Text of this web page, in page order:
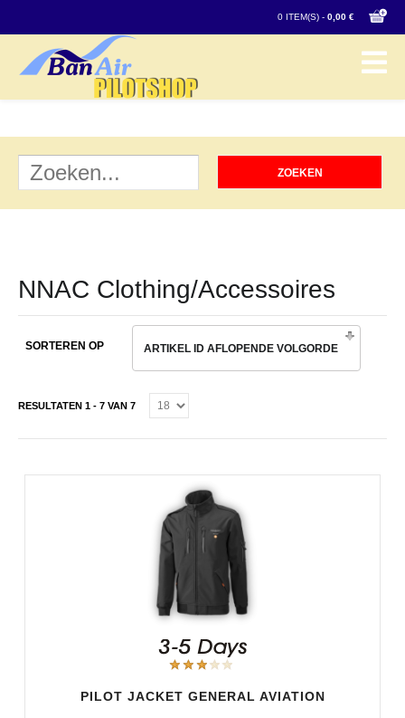
0 ITEM(S) - 0,00 €
NNAC Clothing/Accessoires
SORTEREN OP ARTIKEL ID AFLOPENDE VOLGORDE
RESULTATEN 1 - 7 VAN 7
PILOT JACKET GENERAL AVIATION